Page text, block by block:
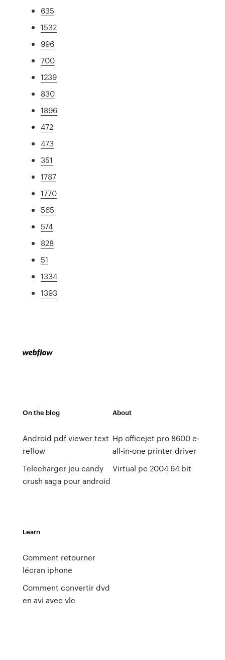
635
1532
996
700
1239
830
1896
472
473
351
1787
1770
565
574
828
51
1334
1393
On the blog
Android pdf viewer text
reflow
Telecharger jeu candy
crush saga pour android
About
Hp officejet pro 8600 e-
all-in-one printer driver
Virtual pc 2004 64 bit
Learn
Comment retourner
lécran iphone
Comment convertir dvd
en avi avec vlc